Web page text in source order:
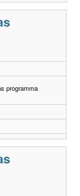
programma